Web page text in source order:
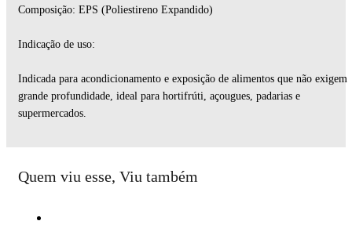
Composição: EPS (Poliestireno Expandido)
Indicação de uso:
Indicada para acondicionamento e exposição de alimentos que não exigem
grande profundidade, ideal para hortifrúti, açougues, padarias e
supermercados.
Quem viu esse, Viu também